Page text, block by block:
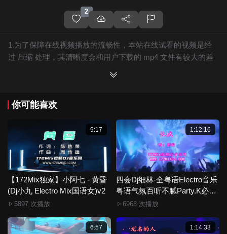
2
1.为了保障在线视频播放的流畅性，本站在线试看的视频是经
过 压缩 处理，其清晰度会和用户下载的 mp4 文件有较大的差
保证高清晰。
3.如果你喜欢 《【172Mix独家】佳音 - 九十九步退一步(南宁Dj
大富 Electro Mix粤语女)》，赶快介绍给你的朋友，一起来分
享！
4.如果您发现 《【172Mix独家】佳音 - 九十九步退一步(南宁Dj
大富 Electro Mix粤语女)》视频存在分类错误，清晰度不够或无
法播放的问题，请点击这里进行 我要纠错， 谢谢！
5.172Mix舞曲视频网禁止发布违规违法的信息，若您发现有相
关违规违法内容，请点击这里进行 举报投诉 ，一旦核实，平台
6.本站音视频文件部分由用户上传发布，其版权归原作者所
你可能喜欢
9:17
【172Mix独家】小阿七 - 黄昏
(Dj小九 Electro Mix国语女)v2
5897 次播放
1:12:16
四会Dj细林-全粤语Electro音乐
粤语气氛百听不腻Party.K必备
专辑172Mix串烧
6968 次播放
6:57 1:14:33